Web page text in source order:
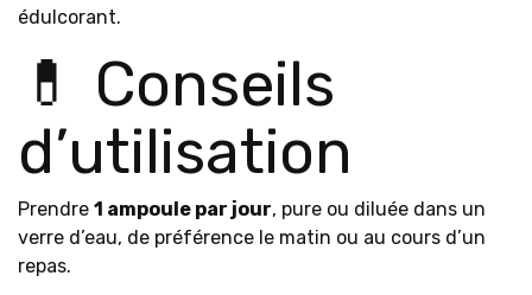
édulcorant.
💊 Conseils
d’utilisation
Prendre 1 ampoule par jour, pure ou diluée dans un
verre d’eau, de préférence le matin ou au cours d’un
repas.